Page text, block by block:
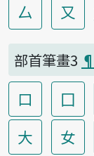
厶
又
部首筆畫3 ¶
口 囗
大
女